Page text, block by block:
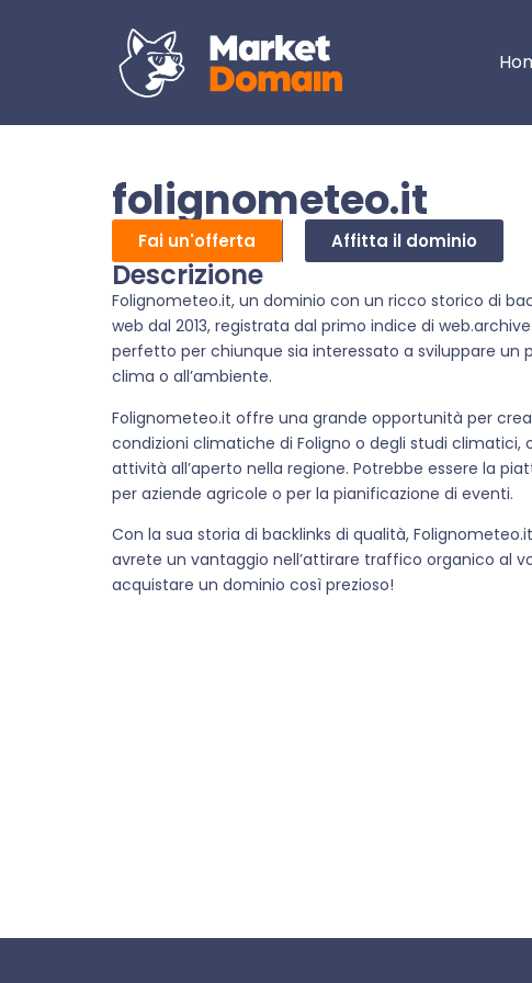
folignometeo.it
Fai un'offerta Affitta il dominio
Descrizione
Folignometeo.it, un dominio con un ricco storico di
web dal 2013, registrata dal primo indice di
perfetto per chiunque sia interessato a sviluppare un
clima o all’ambiente.
Folignometeo.it offre una grande opportunità per
condizioni climatiche di Foligno o degli studi
attività all’aperto nella regione. Potrebbe essere la
per aziende agricole o per la pianificazione di eventi.
Con la sua storia di backlinks di qualità,
avrete un vantaggio nell’attirare traffico organico al
acquistare un dominio così prezioso!